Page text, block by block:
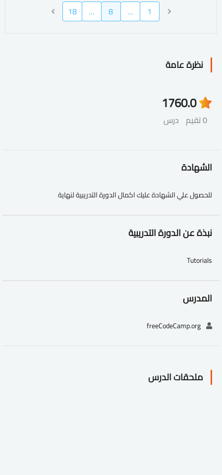
1
…
8
…
18
نظرة عامة
0.0
0 تقيم
176
درس
الشهادة
للحصول علي الشهادة عليك اكمال الدورة التدريبية لنهاية
نبذة عن الدورة التدريبية
Tutorials
المدرس
ملحقات الدرس